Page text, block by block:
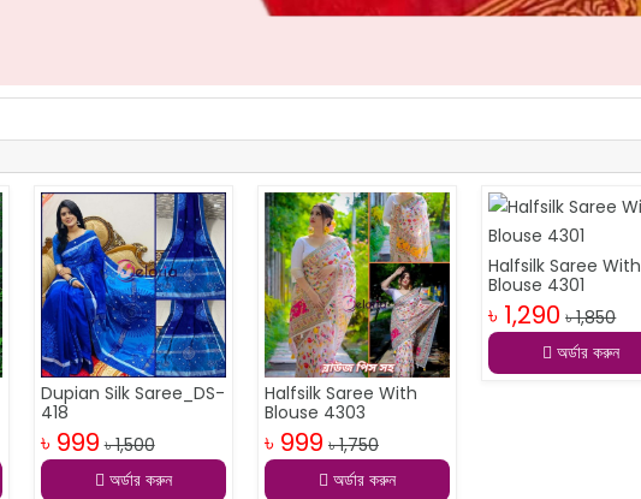
Dupian Silk Saree_DS-
418
৳ 999 ৳ 1,500
অর্ডার করুন
Halfsilk Saree With
Blouse 4303
৳ 999 ৳ 1,750
অর্ডার করুন
Halfsilk Saree With
Blouse 4301
৳ 1,290 ৳ 1,850
অর্ডার করুন